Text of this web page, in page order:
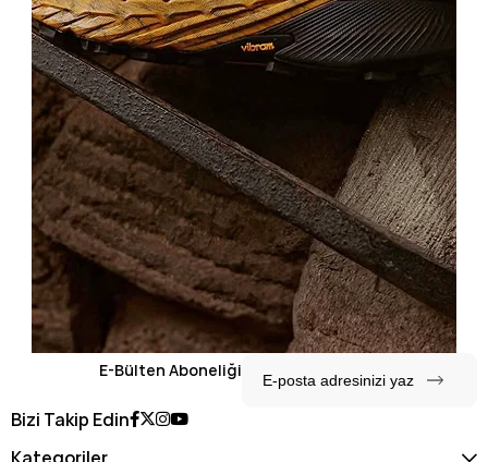
E-Bülten Aboneliği
Bizi Takip Edin